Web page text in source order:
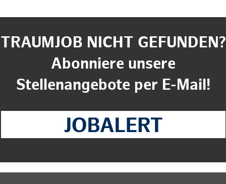
TRAUMJOB NICHT GEFUNDEN?
Abonniere unsere
Stellenangebote per E-Mail!